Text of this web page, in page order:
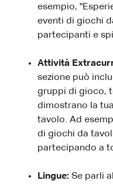
esempio,
eventi di giochi
partecipanti e
Attività
sezione può
gruppi di gioco,
dimostrano la
tavolo. Ad
di giochi da
partecipando a
Lingue: Se parli